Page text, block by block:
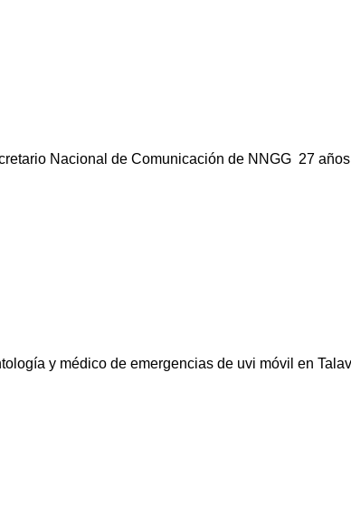
Nacional de Comunicación de NNGG 27 años
y médico de emergencias de uvi móvil en